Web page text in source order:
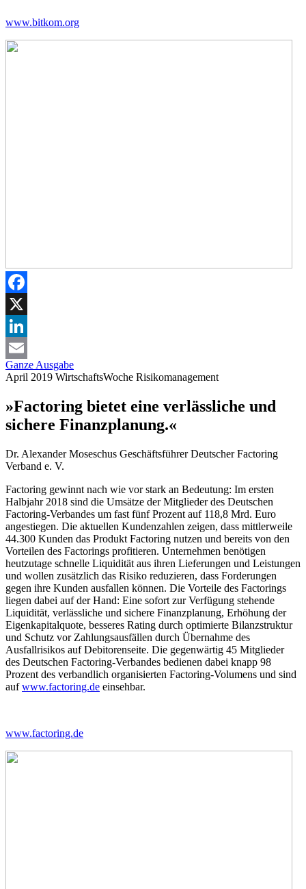
www.bitkom.org
Facebook
X
LinkedIn
Email
Ganze Ausgabe
April 2019 WirtschaftsWoche Risikomanagement
»Factoring bietet eine verlässliche und
sichere Finanzplanung.«
Dr. Alexander Moseschus Geschäftsführer Deutscher Factoring
Verband e. V.
Factoring gewinnt nach wie vor stark an Bedeutung: Im ersten
Halbjahr 2018 sind die Umsätze der Mitglieder des Deutschen
Factoring-Verbandes um fast fünf Prozent auf 118,8 Mrd. Euro
angestiegen. Die aktuellen Kundenzahlen zeigen, dass mittlerweile
44.300 Kunden das Produkt Factoring nutzen und bereits von den
Vorteilen des Factorings profitieren. Unternehmen benötigen
heutzutage schnelle Liquidität aus ihren Lieferungen und Leistungen
und wollen zusätzlich das Risiko reduzieren, dass Forderungen
gegen ihre Kunden ausfallen können. Die Vorteile des Factorings
liegen dabei auf der Hand: Eine sofort zur Verfügung stehende
Liquidität, verlässliche und sichere Finanzplanung, Erhöhung der
Eigenkapitalquote, besseres Rating durch optimierte Bilanzstruktur
und Schutz vor Zahlungsausfällen durch Übernahme des
Ausfallrisikos auf Debitorenseite. Die gegenwärtig 45 Mitglieder
des Deutschen Factoring-Verbandes bedienen dabei knapp 98
Prozent des verbandlich organisierten Factoring-Volumens und sind
aufwww.factoring.de einsehbar.
www.factoring.de